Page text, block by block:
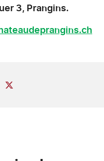
3, Prangins.
Facebook